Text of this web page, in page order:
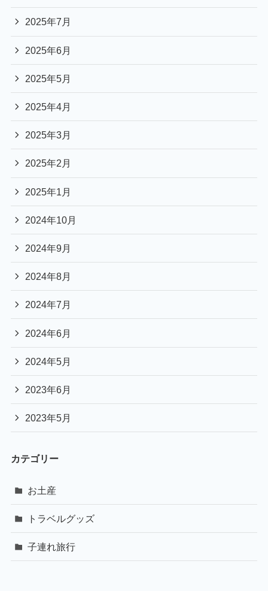
2025年7月
2025年6月
2025年5月
2025年4月
2025年3月
2025年2月
2025年1月
2024年10月
2024年9月
2024年8月
2024年7月
2024年6月
2024年5月
2023年6月
2023年5月
カテゴリー
お土産
トラベルグッズ
子連れ旅行